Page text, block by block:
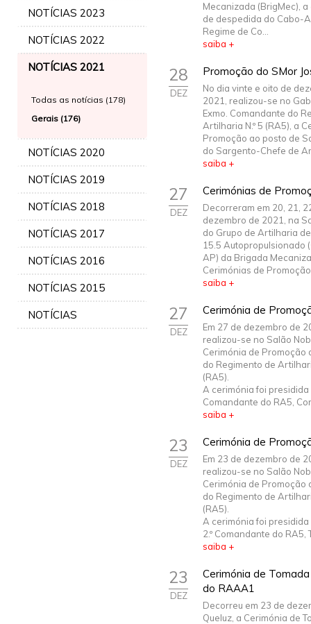
NOTÍCIAS 2023
NOTÍCIAS 2022
NOTÍCIAS 2021
Todas as notícias (178)
Gerais (176)
NOTÍCIAS 2020
NOTÍCIAS 2019
NOTÍCIAS 2018
NOTÍCIAS 2017
NOTÍCIAS 2016
NOTÍCIAS 2015
NOTÍCIAS
Mecanizada (BrigMec),
de despedida do Cabo-
Regime de Co...
saiba +
28
DEZ
Promoção do SMor
No dia vinte e oito de
2021, realizou-se no
Exmo. Comandante do
Artilharia N.º 5 (RA5), a
Promoção ao posto de
do Sargento-Chefe de
saiba +
27
DEZ
Cerimónias de
Decorreram em 20, 21,
dezembro de 2021, na
do Grupo de Artilharia
15.5 Autopropulsionado
AP) da Brigada
Cerimónias de
saiba +
27
DEZ
Cerimónia de
Em 27 de dezembro de
realizou-se no Salão
Cerimónia de Promoção
do Regimento de
(RA5).
A cerimónia foi presidida
Comandante do RA5,
saiba +
23
DEZ
Cerimónia de
Em 23 de dezembro de
realizou-se no Salão
Cerimónia de Promoção
do Regimento de
(RA5).
A cerimónia foi presidida
2.º Comandante do RA5,
saiba +
23
DEZ
Cerimónia de
do RAAA1
Decorreu em 23 de
Queluz, a Cerimónia de